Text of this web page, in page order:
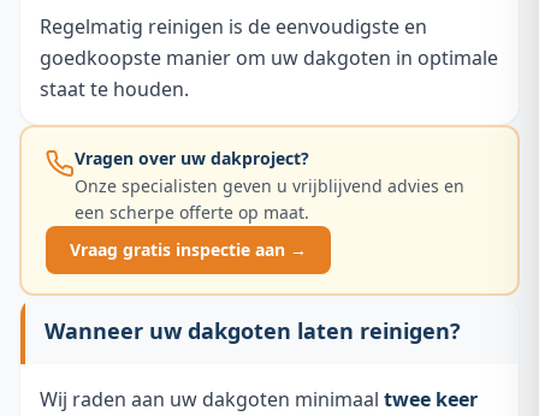
Regelmatig reinigen is de eenvoudigste en
goedkoopste manier om uw dakgoten in optimale
staat te houden.
Vragen over uw dakproject?
Onze specialisten geven u vrijblijvend advies en
een scherpe offerte op maat.
Vraag gratis inspectie aan →
Wanneer uw dakgoten laten reinigen?
Wij raden aan uw dakgoten minimaal twee keer